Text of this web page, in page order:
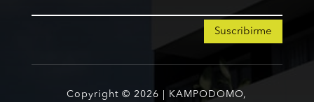
Suscribirme
Copyright © 2026 | KAMPODOMO,